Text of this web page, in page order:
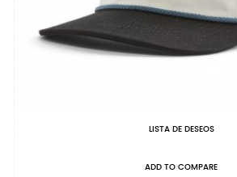
LISTA DE DESEOS
ADD TO COMPARE